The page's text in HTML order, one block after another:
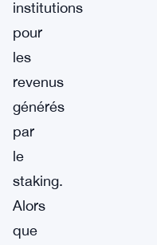
institutions
pour
les
revenus
générés
par
le
staking.
Alors
que